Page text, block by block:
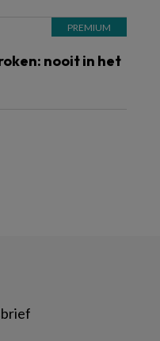
nooit in het